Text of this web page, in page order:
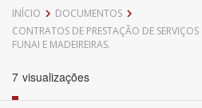
Data do Documento
INÍCIO
DOCUMENTOS
CONTRATOS DE PRESTAÇÃO DE
FUNAI E MADEIREIRAS.
7 visualizações